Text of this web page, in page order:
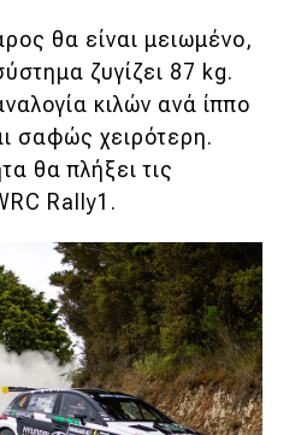
θα είναι μειωμένο,
ζυγίζει 87 kg.
κιλών ανά ίππο
σαφώς χειρότερη.
θα πλήξει τις
Rally1.